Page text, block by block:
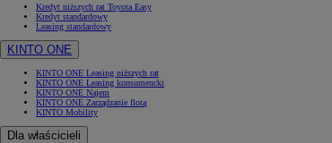
Kredyt niższych rat Toyota Easy
Kredyt standardowy
Leasing standardowy
KINTO ONE
KINTO ONE Leasing niższych rat
KINTO ONE Leasing konsumencki
KINTO ONE Najem
KINTO ONE Zarządzanie flotą
KINTO Mobility
Dla właścicieli